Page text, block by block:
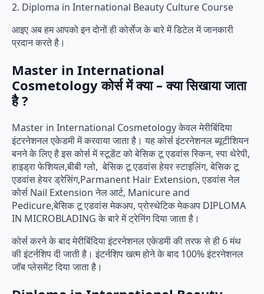
2. Diploma in International Beauty Culture Course
आइए अब हम आपको इन दोनों ही कोर्सेज के बारे में डिटेल में जानकारी
प्रदान करते है।
Master in International
Cosmetology कोर्स में क्या – क्या सिखाया जाता
है ?
Master in International Cosmetology केवल मेरीबिंदिया
इंटरनेशनल एकेडमी में करवाया जाता है। यह कोर्स इंटरनेशनल ब्यूटीशियन
बनने के लिए है इस कोर्स में स्टूडेंट को बेसिक टू एडवांस स्किन, स्पा थेरेपी,
हाइड्रा फेशियल,बीबी ग्लो, बेसिक टू एडवांस हेयर स्टाइलिंग, बेसिक टू
एडवांस हेयर ड्रेसिंग,Parmanent Hair Extension, एडवांस नेल
कोर्स Nail Extension नेल आर्ट, Manicure and
Pedicure,बेसिक टू एडवांस मेकअप, प्रोस्थेटिक मेकअप DIPLOMA
IN MICROBLADING के बारे में ट्रेनिंग दिया जाता है।
कोर्स करने के बाद मेरीबिंदिया इंटरनेशनल एकेडमी की तरफ से ही 6 मंथ
की इंटर्नशिप दी जाती है। इंटर्नशिप खत्म होने के बाद 100% इंटरनेशनल
जॉब प्लेसमेंट दिया जाता है।